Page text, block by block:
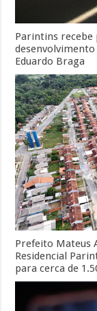
Parintins recebe
Eduardo Braga
Prefeito Mateus
Residencial
para cerca de